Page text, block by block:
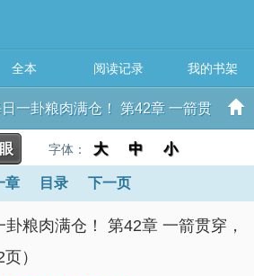
全本 阅读记录 我的书架
一卦粮肉满仓！ 第42章 一箭贯
穿，借运气
字体： 大 中 小
章 目录 下一页
粮肉满仓！ 第42章 一箭贯穿，
）